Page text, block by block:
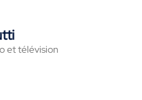
et télévision